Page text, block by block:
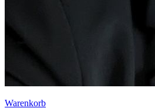
Warenkorb